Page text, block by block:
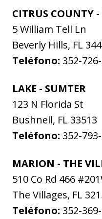
CITRUS COUNTY
5 William Tell Ln
Beverly Hills, FL
Teléfono: 352-
LAKE - SUMTER
123 N Florida St
Bushnell, FL 33513
Teléfono: 352-
MARION - THE
510 Co Rd 466
The Villages, FL
Teléfono: 352-